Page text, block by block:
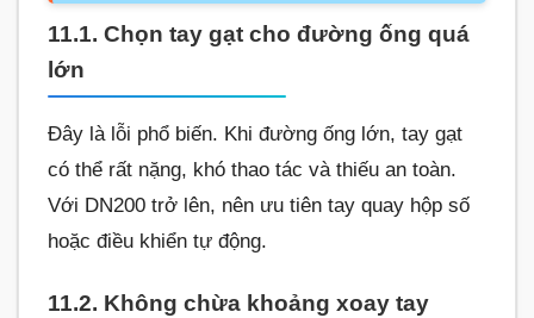
11.1. Chọn tay gạt cho đường ống quá
lớn
Đây là lỗi phổ biến. Khi đường ống lớn, tay gạt
có thể rất nặng, khó thao tác và thiếu an toàn.
Với DN200 trở lên, nên ưu tiên tay quay hộp số
hoặc điều khiển tự động.
11.2. Không chừa khoảng xoay tay